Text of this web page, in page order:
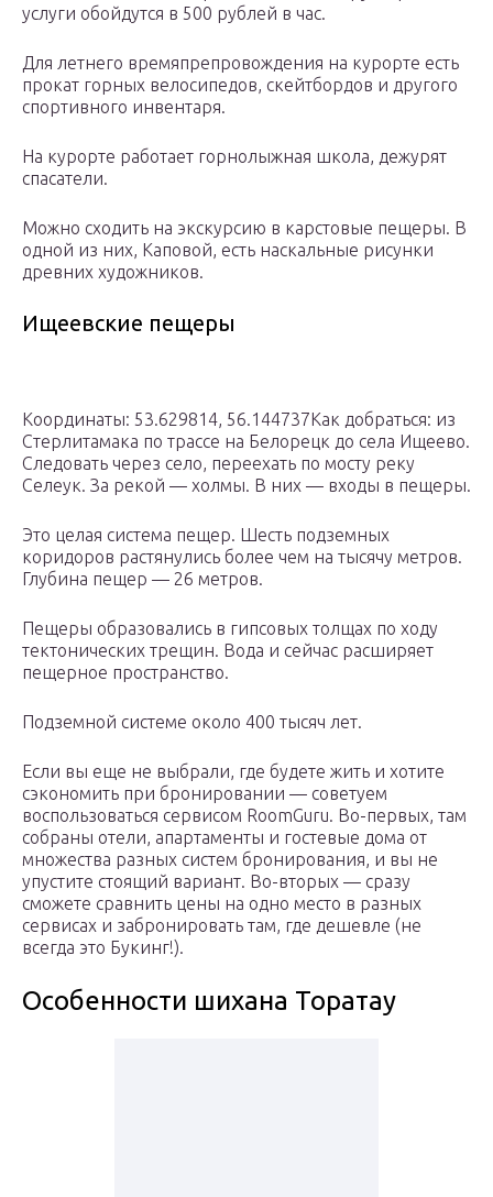
услуги обойдутся в 500 рублей в час.
Для летнего времяпрепровождения на курорте есть
прокат горных велосипедов, скейтбордов и другого
спортивного инвентаря.
На курорте работает горнолыжная школа, дежурят
спасатели.
Можно сходить на экскурсию в карстовые пещеры. В
одной из них, Каповой, есть наскальные рисунки
древних художников.
Ищеевские пещеры
Координаты: 53.629814, 56.144737Как добраться: из
Стерлитамака по трассе на Белорецк до села Ищеево.
Следовать через село, переехать по мосту реку
Селеук. За рекой — холмы. В них — входы в пещеры.
Это целая система пещер. Шесть подземных
коридоров растянулись более чем на тысячу метров.
Глубина пещер — 26 метров.
Пещеры образовались в гипсовых толщах по ходу
тектонических трещин. Вода и сейчас расширяет
пещерное пространство.
Подземной системе около 400 тысяч лет.
Если вы еще не выбрали, где будете жить и хотите
сэкономить при бронировании — советуем
воспользоваться сервисом RoomGuru. Во-первых, там
собраны отели, апартаменты и гостевые дома от
множества разных систем бронирования, и вы не
упустите стоящий вариант. Во-вторых — сразу
сможете сравнить цены на одно место в разных
сервисах и забронировать там, где дешевле (не
всегда это Букинг!).
Особенности шихана Торатау